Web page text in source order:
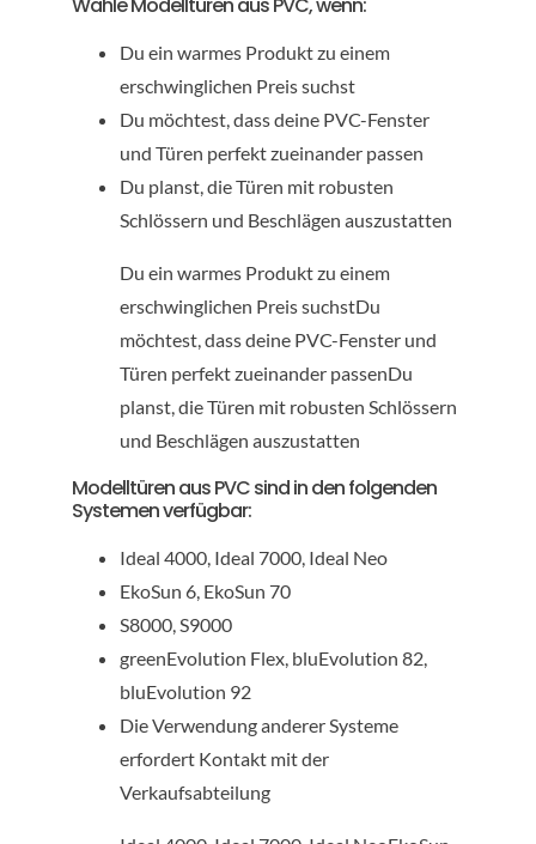
Du ein warmes Produkt zu einem
erschwinglichen Preis suchst
Du möchtest, dass deine PVC-Fenster
und Türen perfekt zueinander passen
Du planst, die Türen mit robusten
Schlössern und Beschlägen auszustatten
Du ein warmes Produkt zu einem
erschwinglichen Preis suchstDu
möchtest, dass deine PVC-Fenster und
Türen perfekt zueinander passenDu
planst, die Türen mit robusten Schlössern
und Beschlägen auszustatten
Modelltüren aus PVC sind in den folgenden
Systemen verfügbar:
Ideal 4000, Ideal 7000, Ideal Neo
EkoSun 6, EkoSun 70
S8000, S9000
greenEvolution Flex, bluEvolution 82,
bluEvolution 92
Die Verwendung anderer Systeme
erfordert Kontakt mit der
Verkaufsabteilung